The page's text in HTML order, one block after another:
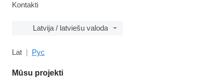
Kontakti
Latvija / latviešu valoda
Lat Рус
Mūsu projekti